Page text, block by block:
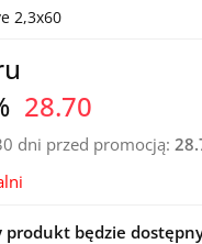
2,3x60
28.70
dni przed promocją:
produkt będzie